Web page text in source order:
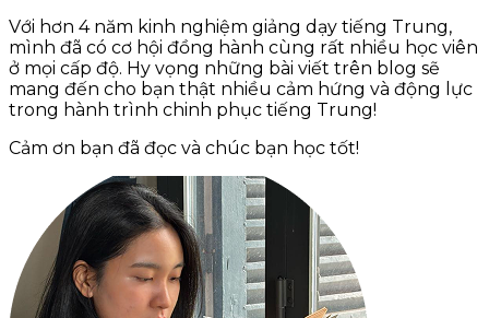
Với hơn 4 năm kinh nghiệm giảng dạy tiếng Trung,
mình đã có cơ hội đồng hành cùng rất nhiều học viên
ở mọi cấp độ. Hy vọng những bài viết trên blog sẽ
mang đến cho bạn thật nhiều cảm hứng và động lực
trong hành trình chinh phục tiếng Trung!
Cảm ơn bạn đã đọc và chúc bạn học tốt!